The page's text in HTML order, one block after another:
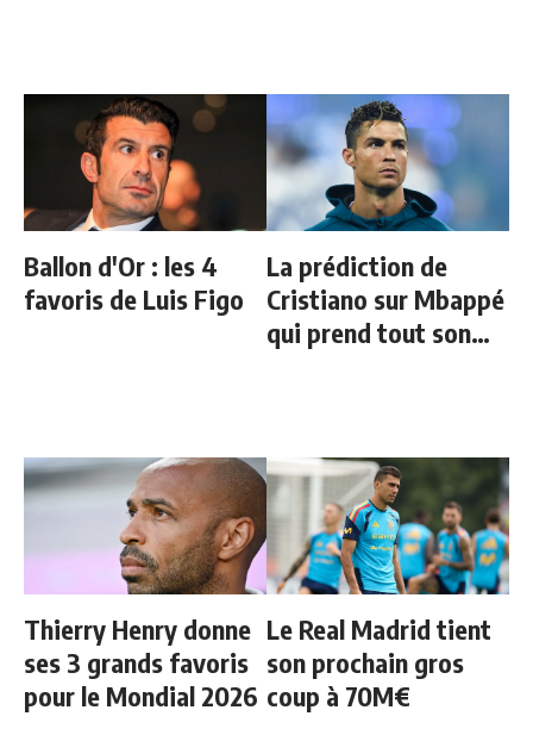
Ballon d'Or : les 4
favoris de Luis Figo
La prédiction de
Cristiano sur Mbappé
qui prend tout son
Thierry Henry donne
ses 3 grands favoris
pour le Mondial 2026
Le Real Madrid tient
son prochain gros
coup à 70M€